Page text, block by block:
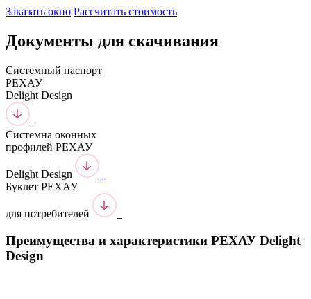
Заказать окно Рассчитать стоимость
Документы для скачивания
Системный паспорт
РЕХАУ
Delight Design
Системна оконных
профилей РЕХАУ
Delight Design
Буклет РЕХАУ
для потребителей
Преимущества и характеристики РЕХАУ Delight
Design